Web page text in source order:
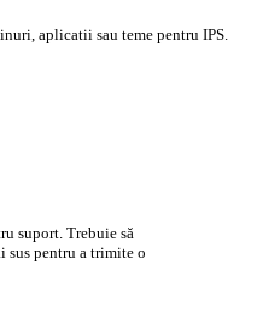
aplicatii sau teme pentru IPS.
suport. Trebuie să
sus pentru a trimite o